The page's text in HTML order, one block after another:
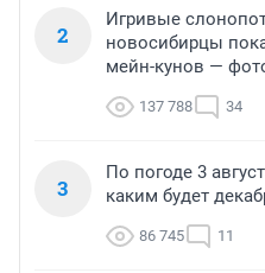
2
Игривые
новосибирцы
мейн-кунов —
137 788 34
3
По погоде 3
каким будет
86 745 11